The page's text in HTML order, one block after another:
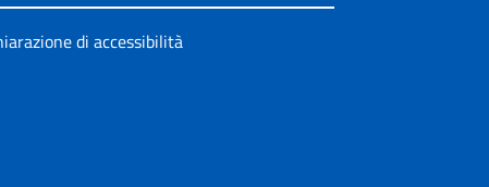
di accessibilità